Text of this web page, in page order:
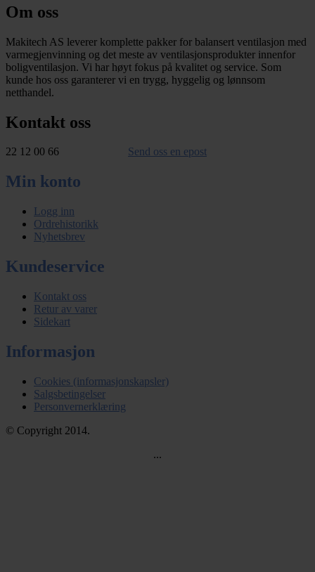
Om oss
Makitech AS leverer komplette pakker for balansert ventilasjon med
varmegjenvinning og det meste av ventilasjonsprodukter innenfor
boligventilasjon. Vi har høyt fokus på kvalitet og service. Som
kunde hos oss garanterer vi en trygg, hyggelig og lønnsom
netthandel.
Kontakt oss
22 12 00 66 Send oss en epost
Min konto
Logg inn
Ordrehistorikk
Nyhetsbrev
Kundeservice
Kontakt oss
Retur av varer
Sidekart
Informasjon
Cookies (informasjonskapsler)
Salgsbetingelser
Personvernerklæring
© Copyright 2014.
...